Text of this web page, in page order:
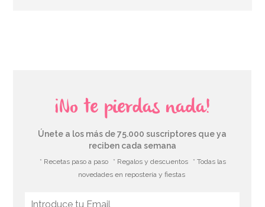
¡No te pierdas nada!
Únete a los más de 75.000 suscriptores que ya
reciben cada semana
* Recetas paso a paso * Regalos y descuentos
* Todas las
novedades en repostería y fiestas